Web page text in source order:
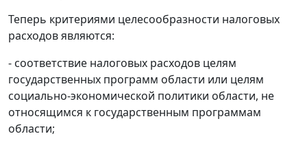
Теперь критериями целесообразности налоговых
расходов являются:
- соответствие налоговых расходов целям
государственных программ области или целям
социально-экономической политики области, не
относящимся к государственным программам
области;